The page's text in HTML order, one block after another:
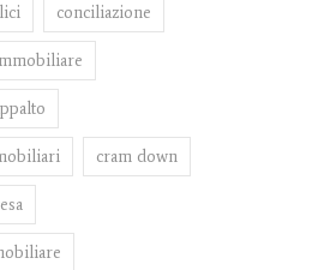
conciliazione
cram down